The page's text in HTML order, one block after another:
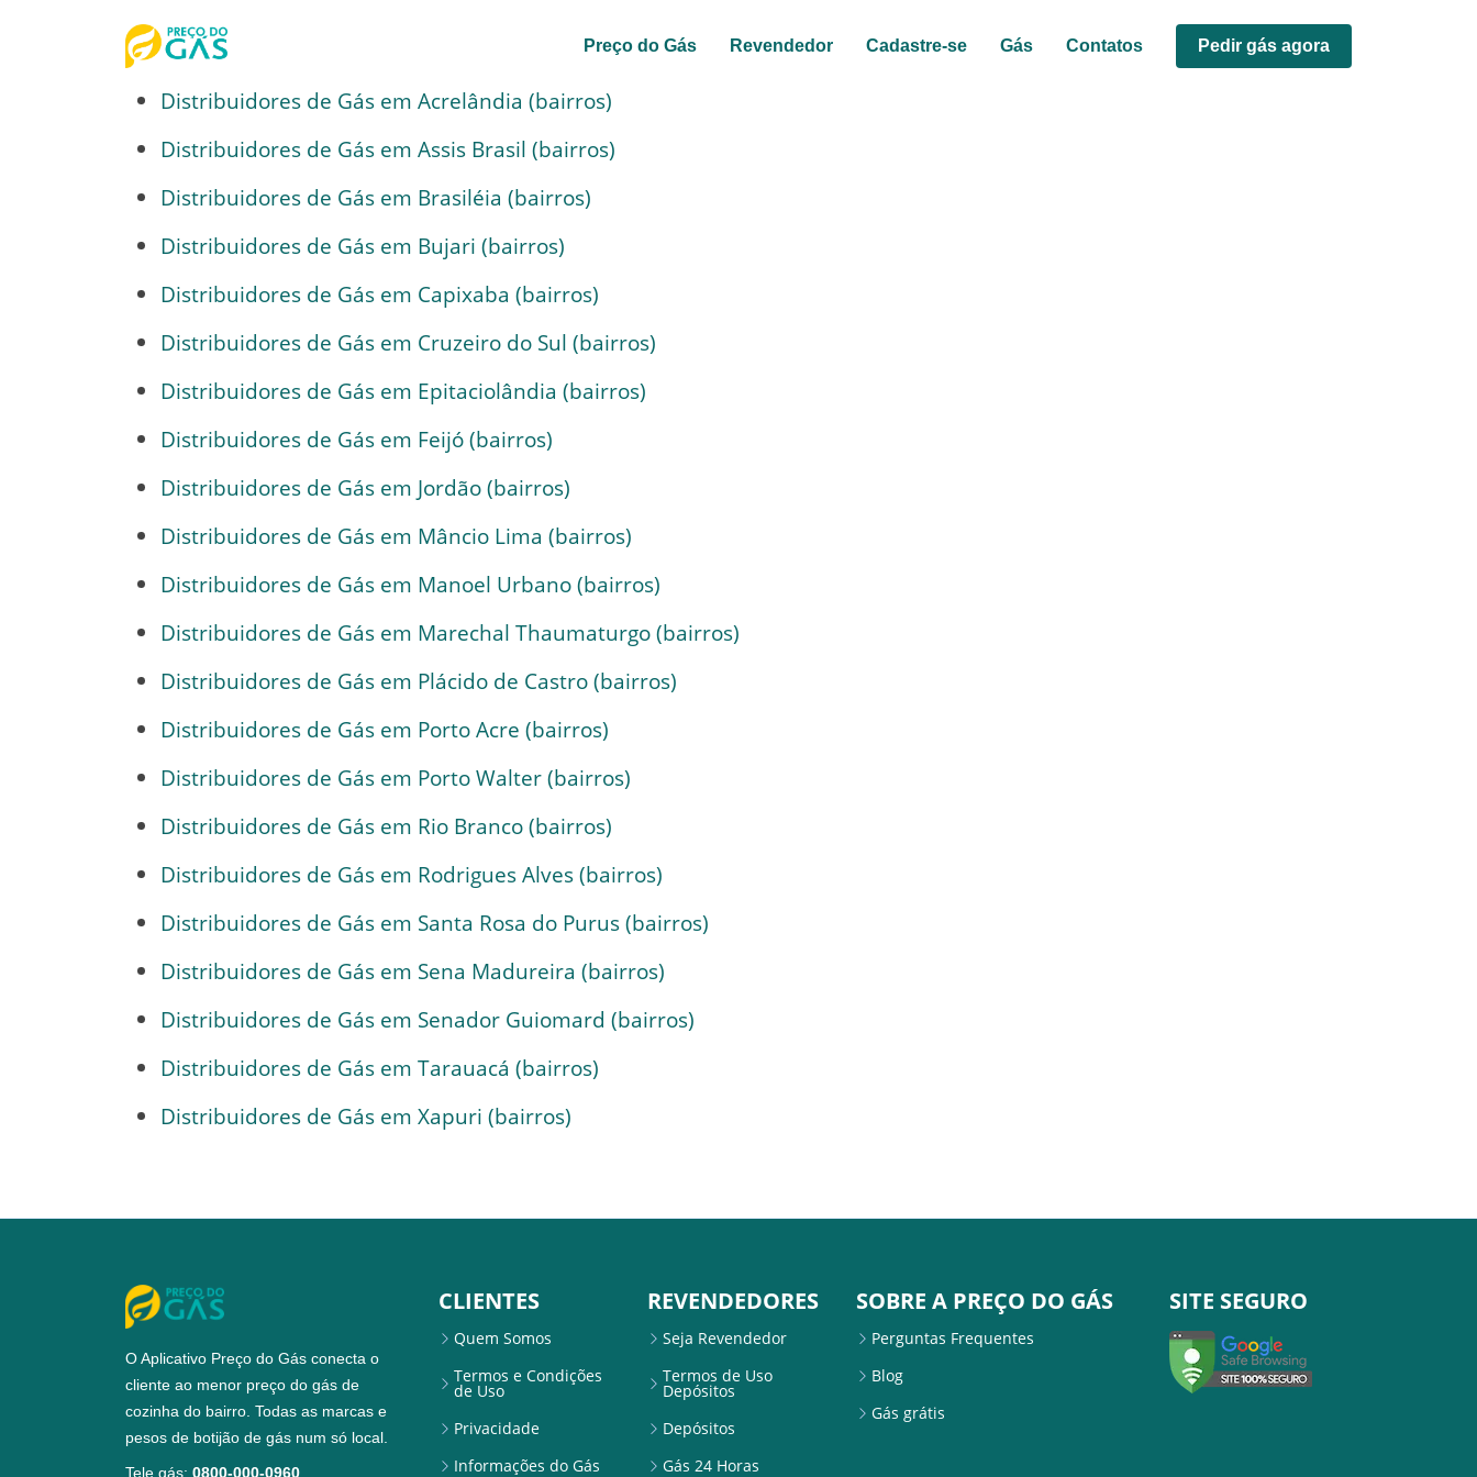
Preço do Gás Revendedor Cadastre-se Gás Contatos Pedir gás agora
Distribuidores de Gás em Acrelândia (bairros)
Distribuidores de Gás em Assis Brasil (bairros)
Distribuidores de Gás em Brasiléia (bairros)
Distribuidores de Gás em Bujari (bairros)
Distribuidores de Gás em Capixaba (bairros)
Distribuidores de Gás em Cruzeiro do Sul (bairros)
Distribuidores de Gás em Epitaciolândia (bairros)
Distribuidores de Gás em Feijó (bairros)
Distribuidores de Gás em Jordão (bairros)
Distribuidores de Gás em Mâncio Lima (bairros)
Distribuidores de Gás em Manoel Urbano (bairros)
Distribuidores de Gás em Marechal Thaumaturgo (bairros)
Distribuidores de Gás em Plácido de Castro (bairros)
Distribuidores de Gás em Porto Acre (bairros)
Distribuidores de Gás em Porto Walter (bairros)
Distribuidores de Gás em Rio Branco (bairros)
Distribuidores de Gás em Rodrigues Alves (bairros)
Distribuidores de Gás em Santa Rosa do Purus (bairros)
Distribuidores de Gás em Sena Madureira (bairros)
Distribuidores de Gás em Senador Guiomard (bairros)
Distribuidores de Gás em Tarauacá (bairros)
Distribuidores de Gás em Xapuri (bairros)
O Aplicativo Preço do Gás conecta o
cliente ao menor preço do gás de
cozinha do bairro. Todas as marcas e
pesos de botijão de gás num só local.
Tele gás: 0800-000-0960
CLIENTES
Quem Somos
Termos e Condições
de Uso
Privacidade
Informações do Gás
REVENDEDORES
Seja Revendedor
Termos de Uso
Depósitos
Depósitos
Gás 24 Horas
SOBRE A PREÇO DO GÁS
Perguntas Frequentes
Blog
Gás grátis
SITE SEGURO